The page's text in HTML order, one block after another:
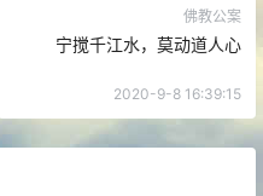
佛教公案
宁搅千江水，莫动道人心
2020-9-8 16:39:15